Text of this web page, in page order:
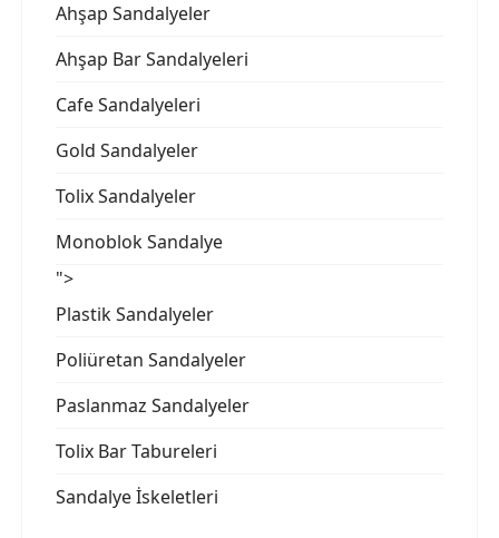
Ahşap Sandalyeler
Ahşap Bar Sandalyeleri
Cafe Sandalyeleri
Gold Sandalyeler
Tolix Sandalyeler
Monoblok Sandalye
">
Plastik Sandalyeler
Poliüretan Sandalyeler
Paslanmaz Sandalyeler
Tolix Bar Tabureleri
Sandalye İskeletleri